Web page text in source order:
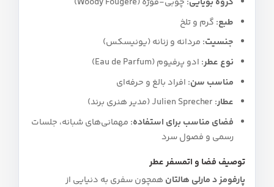
طبع: گرم و تلخ
جنسیت: مردانه و زنانه (یونیسکس)
نوع عطر: ادو پرفیوم (Eau de Parfum)
مناسب سن: افراد بالغ و حرفه‌ای
عطار:
فضای مناسب برای استفاده: مهمانی‌های شبانه، جلسات
رسمی و فصول سرد
توصیف فضا و اتمسفر عطر
پارفومز د مارلی هالتان همچون سفری به دنیایی از